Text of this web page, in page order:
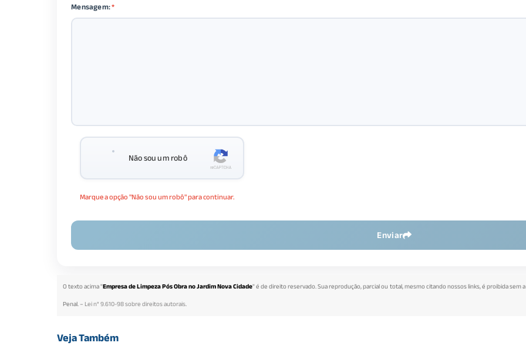
Mensagem:*
Não sou um robô
Marque a opção "Não sou um robô" para continuar.
Enviar
O texto acima "Empresa de Limpeza Pós Obra no Jardim Nova Cidade" é de direito reservado. Sua reprodução, parcial ou total, mesmo citando nossos links, é proibida
Penal. –Lei n° 9.610-98 sobre direitos autorais.
Veja Também